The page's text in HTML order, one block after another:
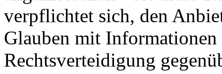
verpflichtet sich, den
Glauben mit
Rechtsverteidigung